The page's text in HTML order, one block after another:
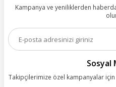
olanakları sunuyoruz.
esas alarak yürütüyoruz.
Kampanya ve yeniliklerden
Sosyal
Takipçilerimize özel kampanyalar